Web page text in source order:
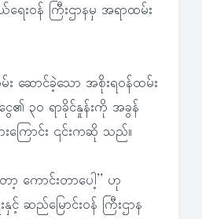
ရေးဝန် ကြီးဌာနမှ အရာထမ်း
း ဆောင်ခဲ့သော အစိုးရဝန်ထမ်း
ငွေ၏ ၃၀ ရာခိုင်နှုန်းကို အခွန်
းကြောင်း ၎င်းကဆို သည်။
ကောင်းတာပေါ့’’ ဟု
နှင့် ဆည်မြောင်းဝန် ကြီးဌာန